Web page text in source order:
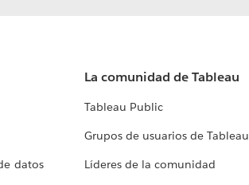
datos
La comunidad de Tableau
Tableau Public
Grupos de usuarios de Tableau
Líderes de la comunidad